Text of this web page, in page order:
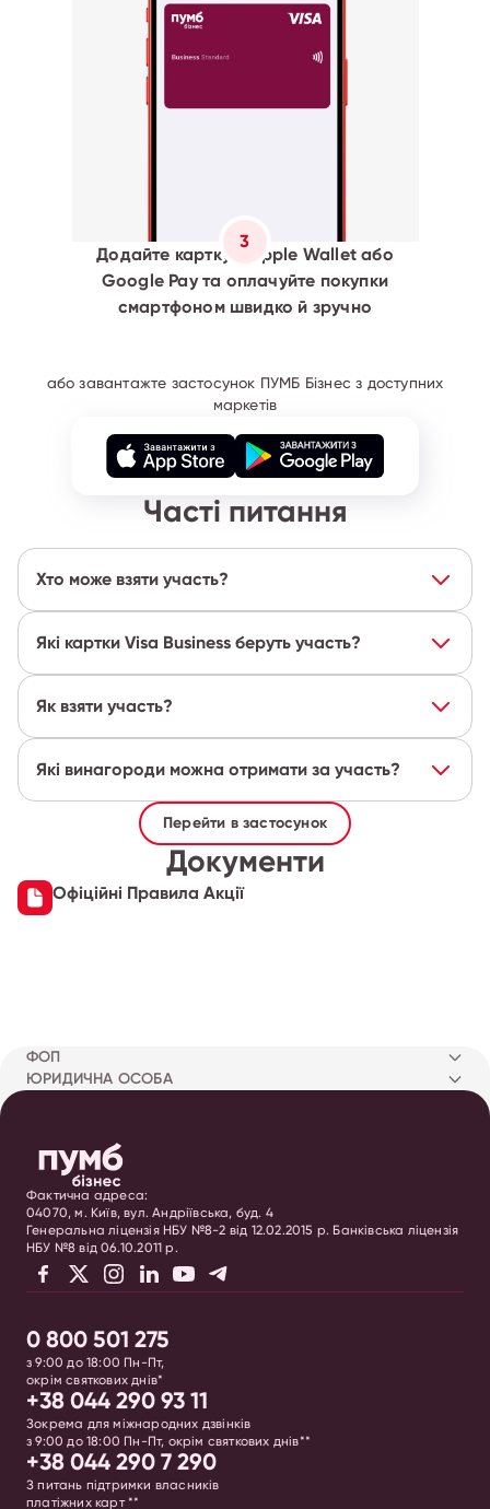
3
Додайте картку в Apple Wallet або
Google Pay та оплачуйте покупки
смартфоном швидко й зручно
або завантажте застосунок ПУМБ Бізнес з доступних
маркетів
Часті питання
Хто може взяти участь?
Які картки Visa Business беруть участь?
Як взяти участь?
Які винагороди можна отримати за участь?
Перейти в застосунок
Документи
Офіційні Правила Акції
ФОП
ЮРИДИЧНА ОСОБА
Фактична адреса:
04070, м. Київ, вул. Андріївська, буд. 4
Генеральна ліцензія НБУ №8-2 від 12.02.2015 р. Банківська ліцензія
НБУ №8 від 06.10.2011 р.
0 800 501 275
з 9:00 до 18:00 Пн-Пт,
окрім святкових днів*
+38 044 290 93 11
Зокрема для міжнародних дзвінків
з 9:00 до 18:00 Пн-Пт, окрім святкових днів**
+38 044 290 7 290
З питань підтримки власників
платіжних карт **